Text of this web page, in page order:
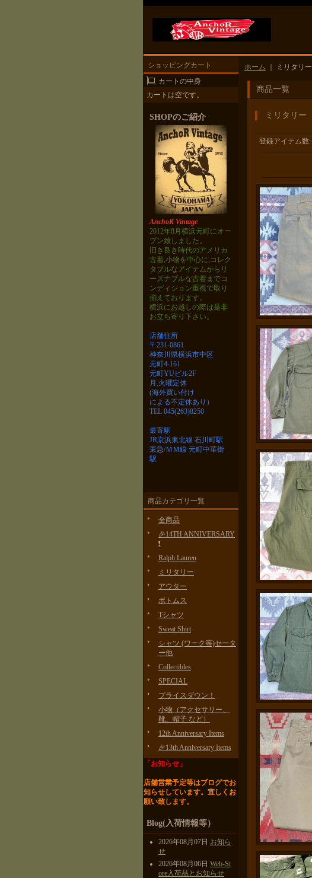
ショッピングカート
カートの中身
カートは空です。
SHOPのご紹介
AnchoR Vintage
2012年8月横浜元町にオー
プン致しました。
旧き良き時代のアメリカ
古着,小物を中心に,コレク
タブルなアイテムから リ
ーズナブルな古着までコ
ンディション重視で取り
揃えております。
横浜にお越しの際は是非
お立ち寄り下さい。
店舗住所
〒231-0861
神奈川県横浜市中区
元町4-161
元町YUビル2F
月,火曜定休
(海外買い付け
による不定休あり）
TEL 045(263)8250
最寄駅
JR京浜東北線 石川町駅
東急/ＭＭ線 元町中華街
駅
商品カテゴリ一覧
全商品
🎉14TH ANNIVERSARY
❗️
Ralph Lauren
ミリタリー
アウター
ボトムス
Tシャツ
Sweat Shirt
シャツ (ワーク等)セータ
ー他
Collectibles
SPECIAL
プライスダウン！
小物（アクセサリー、
靴、帽子 など）
12th Anniversary Items
🎉13th Anniversary Items
「お知らせ」
店舗営業予定等はブログでお
知らせしています。 宜しくお
願い致します。
Blog(入荷情報等）
2026年08月07日 お知ら
せ
2026年08月06日 Web-St
ore入荷品とお知らせ
ホーム ミリタリー
商品一覧
ミリタリー
登録アイテム数: